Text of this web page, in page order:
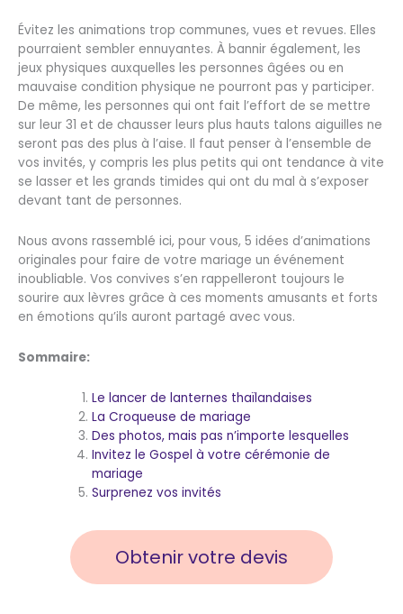
Évitez les animations trop communes, vues et revues. Elles
pourraient sembler ennuyantes. À bannir également, les
jeux physiques auxquelles les personnes âgées ou en
mauvaise condition physique ne pourront pas y participer.
De même, les personnes qui ont fait l’effort de se mettre
sur leur 31 et de chausser leurs plus hauts talons aiguilles ne
seront pas des plus à l’aise. Il faut penser à l’ensemble de
vos invités, y compris les plus petits qui ont tendance à vite
se lasser et les grands timides qui ont du mal à s’exposer
devant tant de personnes.
Nous avons rassemblé ici, pour vous, 5 idées d’animations
originales pour faire de votre mariage un événement
inoubliable. Vos convives s’en rappelleront toujours le
sourire aux lèvres grâce à ces moments amusants et forts
en émotions qu’ils auront partagé avec vous.
Sommaire:
Le lancer de lanternes thaïlandaises
La Croqueuse de mariage
Des photos, mais pas n’importe lesquelles
Invitez le Gospel à votre cérémonie de
mariage
Surprenez vos invités
Obtenir votre devis